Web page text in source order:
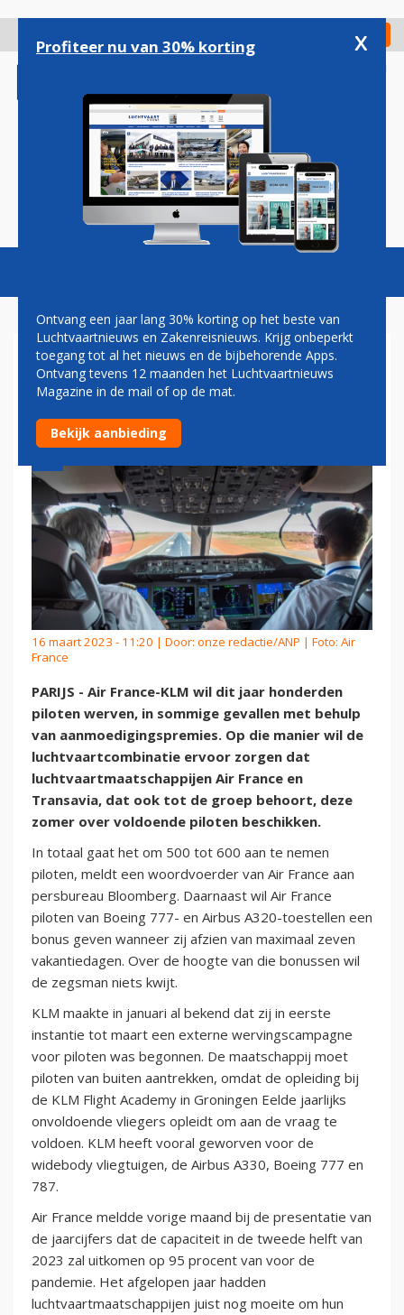
gaan
Check in
Magazine Podcasts Vacatures
AIR FRANCE-KLM WERFT 500
TOT 600 NIEUWE PILOTEN
16 maart 2023 - 11:20 | Door: onze redactie/ANP | Foto: Air
France
PARIJS - Air France-KLM wil dit jaar honderden
piloten werven, in sommige gevallen met behulp
van aanmoedigingspremies. Op die manier wil de
luchtvaartcombinatie ervoor zorgen dat
luchtvaartmaatschappijen Air France en
Transavia, dat ook tot de groep behoort, deze
zomer over voldoende piloten beschikken.
In totaal gaat het om 500 tot 600 aan te nemen
piloten, meldt een woordvoerder van Air France aan
persbureau Bloomberg. Daarnaast wil Air France
piloten van Boeing 777- en Airbus A320-toestellen een
bonus geven wanneer zij afzien van maximaal zeven
vakantiedagen. Over de hoogte van die bonussen wil
de zegsman niets kwijt.
KLM maakte in januari al bekend dat zij in eerste
instantie tot maart een externe wervingscampagne
voor piloten was begonnen. De maatschappij moet
piloten van buiten aantrekken, omdat de opleiding bij
de KLM Flight Academy in Groningen Eelde jaarlijks
onvoldoende vliegers opleidt om aan de vraag te
voldoen. KLM heeft vooral geworven voor de
widebody vliegtuigen, de Airbus A330, Boeing 777 en
787.
Air France meldde vorige maand bij de presentatie van
de jaarcijfers dat de capaciteit in de tweede helft van
2023 zal uitkomen op 95 procent van voor de
pandemie. Het afgelopen jaar hadden
luchtvaartmaatschappijen juist nog moeite om hun
Profiteer nu van 30% korting x
Ontvang een jaar lang 30% korting op het beste van
Luchtvaartnieuws en Zakenreisnieuws. Krijg onbeperkt
toegang tot al het nieuws en de bijbehorende Apps.
Ontvang tevens 12 maanden het Luchtvaartnieuws
Magazine in de mail of op de mat.
Bekijk aanbieding